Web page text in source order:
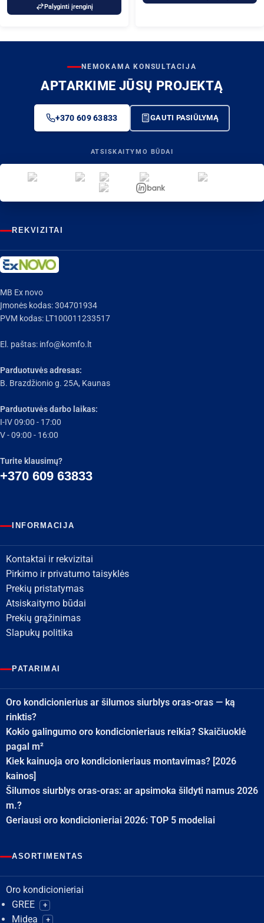
Palyginti įrenginį
NEMOKAMA KONSULTACIJA
APTARKIME JŪSŲ PROJEKTĄ
+370 609 63833 GAUTI PASIŪLYMĄ
ATSISKAITYMO BŪDAI
REKVIZITAI
MB Ex novo
Įmonės kodas: 304701934
PVM kodas: LT100011233517
El. paštas: info@komfo.lt
Parduotuvės adresas:
B. Brazdžionio g. 25A, Kaunas
Parduotuvės darbo laikas:
I-IV 09:00 - 17:00
V - 09:00 - 16:00
Turite klausimų?
+370 609 63833
INFORMACIJA
Kontaktai ir rekvizitai
Pirkimo ir privatumo taisyklės
Prekių pristatymas
Atsiskaitymo būdai
Prekių grąžinimas
Slapukų politika
PATARIMAI
Oro kondicionierius ar šilumos siurblys oras-oras — ką
rinktis?
Kokio galingumo oro kondicionieriaus reikia? Skaičiuoklė
pagal m²
Kiek kainuoja oro kondicionieriaus montavimas? [2026
kainos]
Šilumos siurblys oras-oras: ar apsimoka šildyti namus 2026
m.?
Geriausi oro kondicionieriai 2026: TOP 5 modeliai
ASORTIMENTAS
Oro kondicionieriai
GREE
+
Midea +